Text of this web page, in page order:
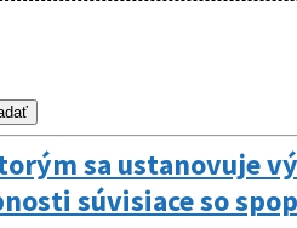
sa ustanovuje
súvisiace so